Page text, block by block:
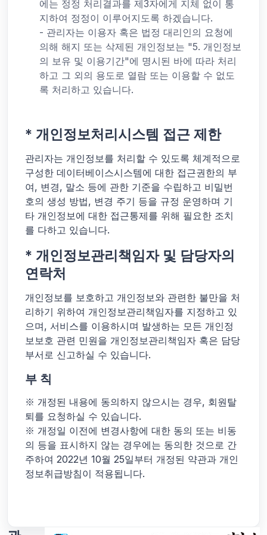
에는 정정 처리결과를 제3자에게 지체 없이 통
지하여 정정이 이루어지도록 하겠습니다.
- 관리자는 이용자 혹은 법정 대리인의 요청에
의해 해지 또는 삭제된 개인정보는 "5. 개인정보
의 보유 및 이용기간"에 명시된 바에 따라 처리
하고 그 외의 용도로 열람 또는 이용할 수 없도
록 처리하고 있습니다.
* 개인정보처리시스템 접근 제한
관리자는 개인정보를 처리할 수 있도록 체계적으로
구성한 데이터베이스시스템에 대한 접근권한의 부
여, 변경, 말소 등에 관한 기준을 수립하고 비밀번
호의 생성 방법, 변경 주기 등을 규정 운영하며 기
타 개인정보에 대한 접근통제를 위해 필요한 조치
를 다하고 있습니다.
* 개인정보관리책임자 및 담당자의
연락처
개인정보를 보호하고 개인정보와 관련한 불만을 처
리하기 위하여 개인정보관리책임자를 지정하고 있
으며, 서비스를 이용하시며 발생하는 모든 개인정
보보호 관련 민원을 개인정보관리책임자 혹은 담당
부서로 신고하실 수 있습니다.
부 칙
※ 개정된 내용에 동의하지 않으시는 경우, 회원탈
퇴를 요청하실 수 있습니다.
※ 개정일 이전에 변경사항에 대한 동의 또는 비동
의 등을 표시하지 않는 경우에는 동의한 것으로 간
주하여 2022년 10월 25일부터 개정된 약관과 개인
정보취급방침이 적용됩니다.